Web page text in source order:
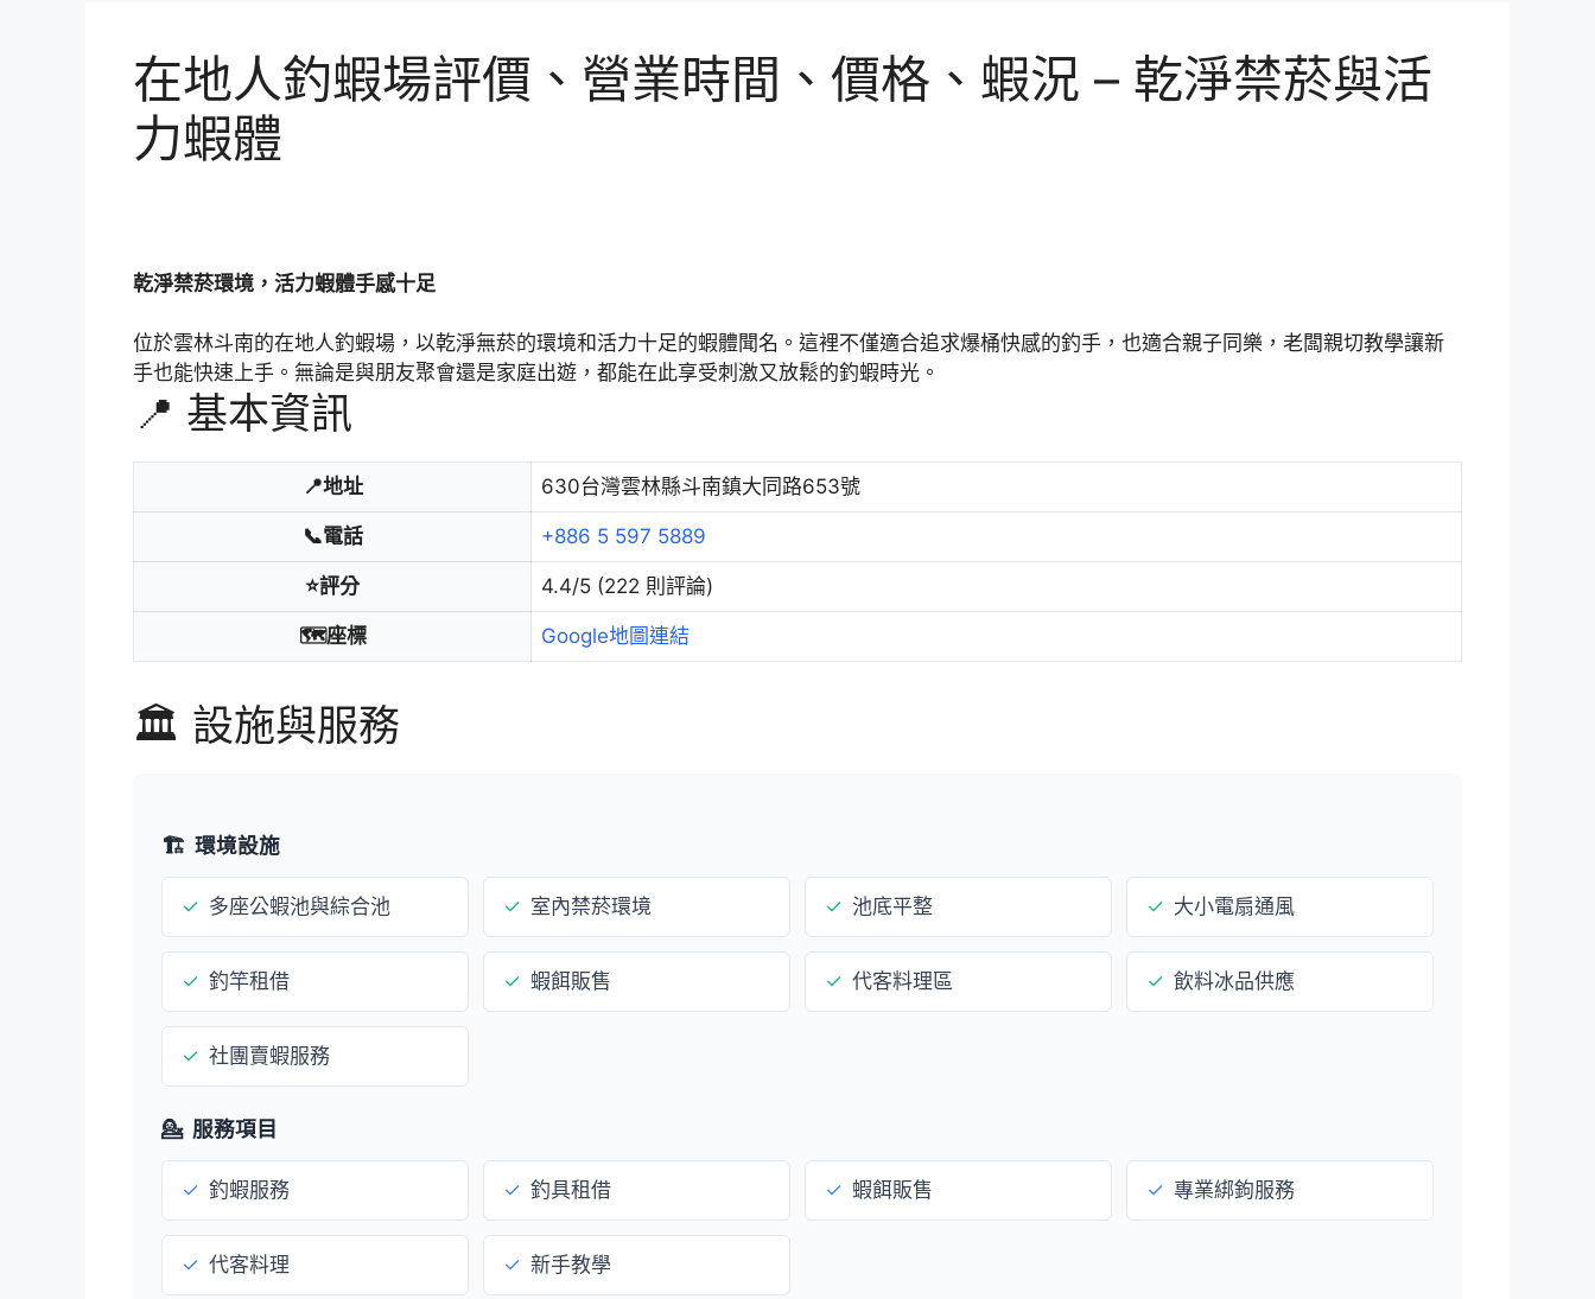
在地人釣蝦場評價、營業時間、價格、蝦況 – 乾淨禁菸與活
力蝦體
乾淨禁菸環境，活力蝦體手感十足
位於雲林斗南的在地人釣蝦場，以乾淨無菸的環境和活力十足的蝦體聞名。這裡不僅適合追求爆桶快感的釣手，也適合親子同樂，老闆親切教學讓新
手也能快速上手。無論是與朋友聚會還是家庭出遊，都能在此享受刺激又放鬆的釣蝦時光。
📍 基本資訊
📍地址 630台灣雲林縣斗南鎮大同路653號
📞電話 +886 5 597 5889
⭐評分 4.4/5 (222 則評論)
🗺️座標 Google地圖連結
🏛️ 設施與服務
🏗️ 環境設施
✓ 多座公蝦池與綜合池 ✓ 室內禁菸環境 ✓ 池底平整 ✓ 大小電扇通風
✓ 釣竿租借 ✓ 蝦餌販售 ✓ 代客料理區 ✓ 飲料冰品供應
✓ 社團賣蝦服務
💁 服務項目
✓ 釣蝦服務 ✓ 釣具租借 ✓ 蝦餌販售 ✓ 專業綁鉤服務
✓ 代客料理 ✓ 新手教學